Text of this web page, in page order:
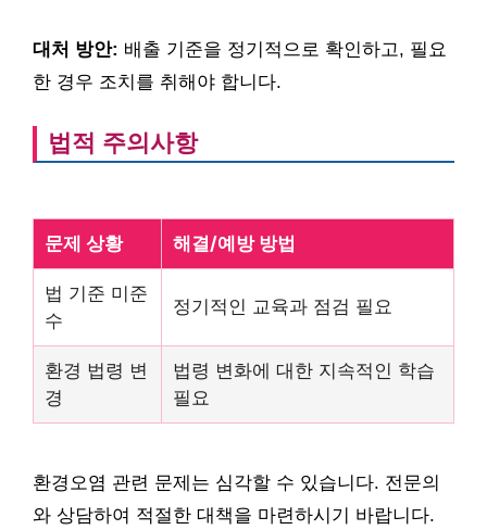
대처 방안: 배출 기준을 정기적으로 확인하고, 필요
한 경우 조치를 취해야 합니다.
법적 주의사항
문제 상황 해결/예방 방법
법 기준 미준
수
정기적인 교육과 점검 필요
환경 법령 변
경
법령 변화에 대한 지속적인 학습
필요
환경오염 관련 문제는 심각할 수 있습니다. 전문의
와 상담하여 적절한 대책을 마련하시기 바랍니다.